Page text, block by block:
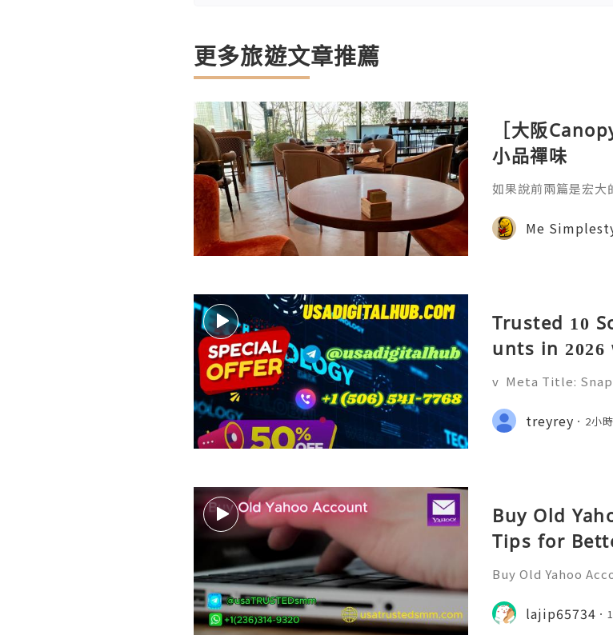
更多旅遊文章推薦
［大阪
小品禪味
如果說前兩篇是宏大
司，是極其講究時
黃凝固溫度不同——
Me
Trusted 10
unts in
v Meta Title:
eliable 24/7
(506) 541-7768
treyrey 2小
Buy Old
Tips for
Buy Old Yahoo
messages,
projects,lajip65734